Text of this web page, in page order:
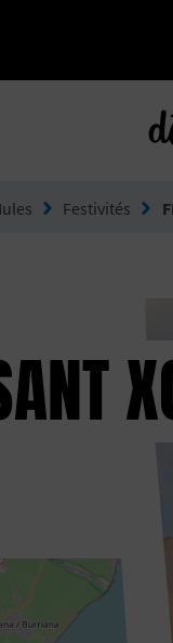
sur youtube
Festivités